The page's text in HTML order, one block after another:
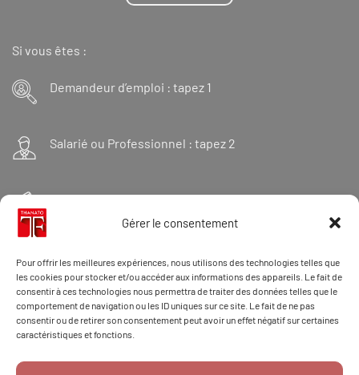
Gérer le consentement
Pour offrir les meilleures expériences, nous utilisons des technologies telles que
les cookies pour stocker et/ou accéder aux informations des appareils. Le fait de
consentir à ces technologies nous permettra de traiter des données telles que le
comportement de navigation ou les ID uniques sur ce site. Le fait de ne pas
consentir ou de retirer son consentement peut avoir un effet négatif sur certaines
caractéristiques et fonctions.
Si vous êtes :
Demandeur d’emploi : tapez 1
Salarié ou Professionnel : tapez 2
Financeur : tapez 3
Et « 98 » pour une formation Thanatopraxie
CONTACT/DOSSIER